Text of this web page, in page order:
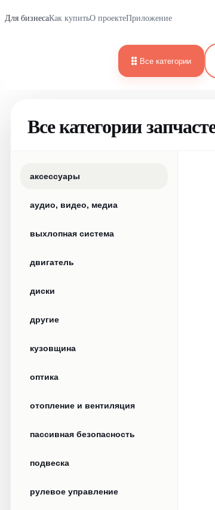
Для бизнесаКак купитьО проектеПриложение
Все категории
Все категории
аксессуары
аудио, видео, медиа
выхлопная система
двигатель
диски
другие
кузовщина
оптика
отопление и вентиляция
пассивная безопасность
подвеска
рулевое управление